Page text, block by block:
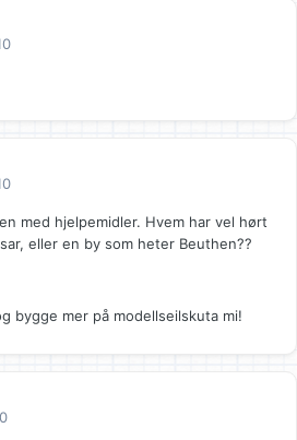
med hjelpemidler. Hvem har vel hørt
eller en by som heter Beuthen??
bygge mer på modellseilskuta mi!